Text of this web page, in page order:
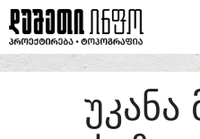
SKIP
TO
CONTENT
ᲣᲙᲐᲜᲐ